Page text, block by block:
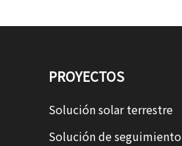
PROYECTOS
Solución solar terrestre
Solución de seguimiento